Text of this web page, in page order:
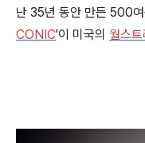
난 35년 동안 만든 500
CONIC'이 미국의 월스